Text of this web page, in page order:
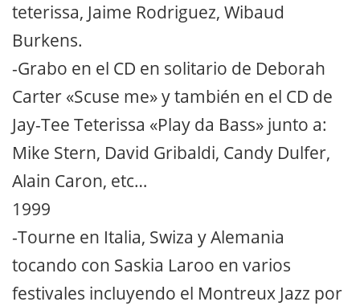
teterissa, Jaime Rodriguez, Wibaud
Burkens.
-Grabo en el CD en solitario de Deborah
Carter «Scuse me» y también en el CD de
Jay-Tee Teterissa «Play da Bass» junto a:
Mike Stern, David Gribaldi, Candy Dulfer,
Alain Caron, etc…
1999
-Tourne en Italia, Swiza y Alemania
tocando con Saskia Laroo en varios
festivales incluyendo el Montreux Jazz por